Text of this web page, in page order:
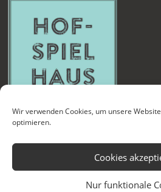
Wir verwenden Cookies, um unsere
optimieren.
Cookies
Nur funktionale